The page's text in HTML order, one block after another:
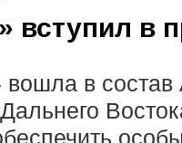
вступил в
вошла в